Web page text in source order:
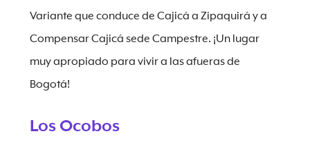
Variante que conduce de Cajicá a Zipaquirá y a
Compensar Cajicá sede Campestre. ¡Un lugar
muy apropiado para vivir a las afueras de
Bogotá!
Los Ocobos